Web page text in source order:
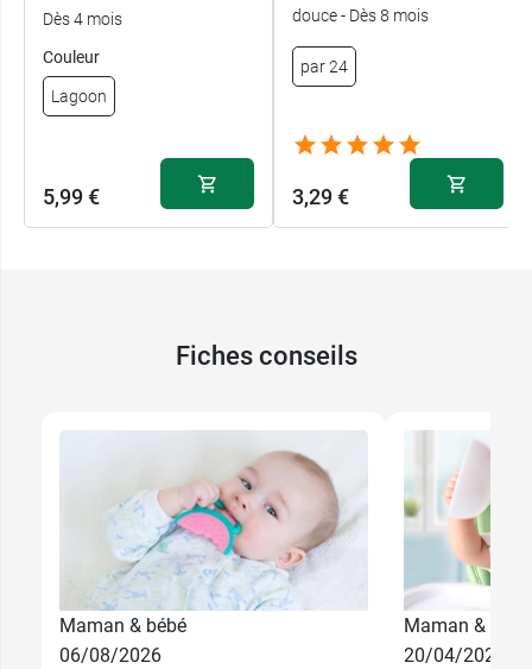
Dès 4 mois
Couleur
Lagoon
5,99 €
douce - Dès 8 mois
par 24
3,29 €
Fiches conseils
Maman & bébé
06/08/2026
Maman & bébé
20/04/2026